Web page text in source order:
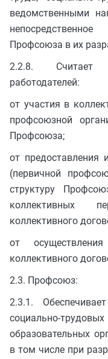
ведомственными
Профсоюза в их
2.2.8. Считает
работодателей:
от участия в
профсоюзной
Профсоюза;
от предоставления
(первичной
структуру
коллективных
коллективного
от
коллективного
2.3. Профсоюз:
2.3.1.
социально-
образовательных
в том числе при